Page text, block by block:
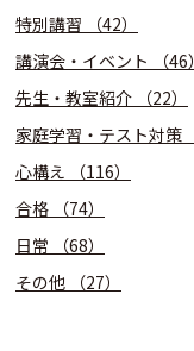
特別講習
（42）
講演会・イベント
（46）
先生・教室紹介
（22）
家庭学習・テスト対策
心構え
（116）
合格
（74）
日常
（68）
その他
（27）